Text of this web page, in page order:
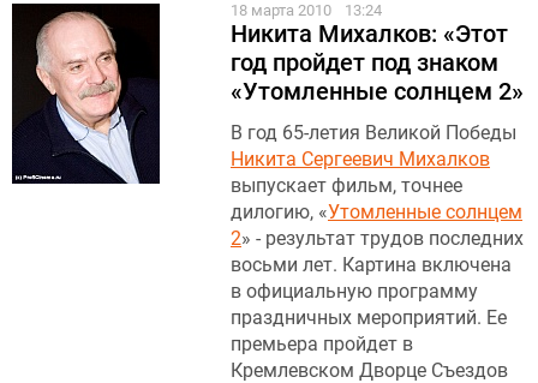
18 марта 2010 13:24
Никита Михалков: «Этот
год пройдет под знаком
«Утомленные солнцем 2»
В год 65-летия Великой Победы
Никита Сергеевич Михалков
выпускает фильм, точнее
дилогию, «Утомленные солнцем
2» - результат трудов последних
восьми лет. Картина включена
в официальную программу
праздничных мероприятий. Ее
премьера пройдет в
Кремлевском Дворце Съездов